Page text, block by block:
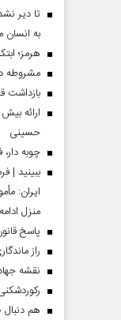
به
هرمز؛
مشروطه
بازداشت
حسینی
چوبه
ببینید |
ایران­:
منزل
پاسخ
راز
نقشه
هم